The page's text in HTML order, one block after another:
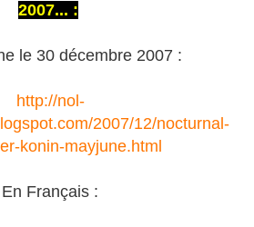
2007... :
le 30 décembre 2007 :
http://nol-
2007/12/nocturnal-
konin-mayjune.html
En Français :